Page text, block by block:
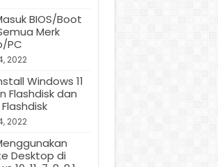
BIOS/Boot
Merk
PC
2022
Windows 11
Flashdisk dan
2022
Desktop di